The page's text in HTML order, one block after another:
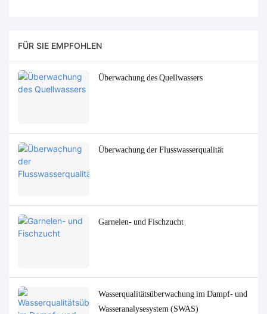
FÜR SIE EMPFOHLEN
Überwachung des Quellwassers
Überwachung der Flusswasserqualität
Garnelen- und Fischzucht
Wasserqualitätsüberwachung im Dampf- und
Wasseranalysesystem (SWAS)